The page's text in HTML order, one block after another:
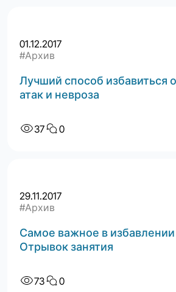
01.12.2017
#Архив
Лучший способ избавиться
атак и невроза
37 0
29.11.2017
#Архив
Самое важное в
Отрывок занятия
73 0